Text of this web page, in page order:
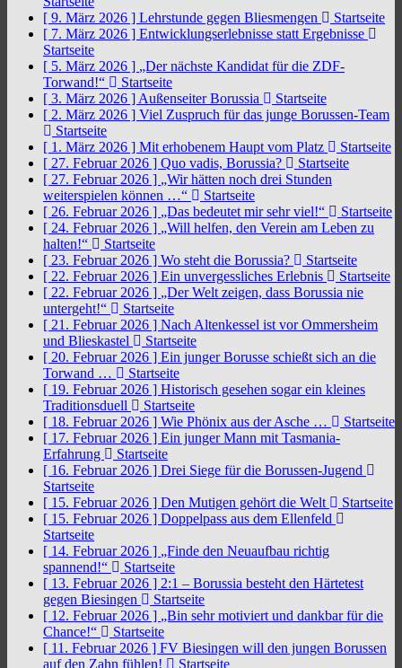
[ 9. März 2026 ] Lehrstunde gegen Bliesmengen
Startseite
[ 7. März 2026 ] Entwicklungserlebnisse statt Ergebnisse
Startseite
[ 5. März 2026 ] „Der nächste Kandidat für die ZDF-
Torwand!“
Startseite
[ 3. März 2026 ] Außenseiter Borussia
Startseite
[ 2. März 2026 ] Viel Zuspruch für das junge Borussen-Team
Startseite
[ 1. März 2026 ] Mit erhobenem Haupt vom Platz
Startseite
[ 27. Februar 2026 ] Quo vadis, Borussia?
Startseite
[ 27. Februar 2026 ] „Wir hätten noch drei Stunden
weiterspielen können …“
Startseite
[ 26. Februar 2026 ] „Das bedeutet mir sehr viel!“
Startseite
[ 24. Februar 2026 ] „Will helfen, den Verein am Leben zu
halten!“
Startseite
[ 23. Februar 2026 ] Wo steht die Borussia?
Startseite
[ 22. Februar 2026 ] Ein unvergessliches Erlebnis
Startseite
[ 22. Februar 2026 ] „Der Welt zeigen, dass Borussia nie
untergeht!“
Startseite
[ 21. Februar 2026 ] Nach Altenkessel ist vor Ommersheim
und Blieskastel
Startseite
[ 20. Februar 2026 ] Ein junger Borusse schießt sich an die
Torwand …
Startseite
[ 19. Februar 2026 ] Historisch gesehen sogar ein kleines
Traditionsduell
Startseite
[ 18. Februar 2026 ] Wie Phönix aus der Asche …
Startseite
[ 17. Februar 2026 ] Ein junger Mann mit Tasmania-
Erfahrung
Startseite
[ 16. Februar 2026 ] Drei Siege für die Borussen-Jugend
Startseite
[ 15. Februar 2026 ] Den Mutigen gehört die Welt
Startseite
[ 15. Februar 2026 ] Doppelpass aus dem Ellenfeld
Startseite
[ 14. Februar 2026 ] „Finde den Neuaufbau richtig
spannend!“
Startseite
[ 13. Februar 2026 ] 2:1 – Borussia besteht den Härtetest
gegen Biesingen
Startseite
[ 12. Februar 2026 ] „Bin sehr motiviert und dankbar für die
Chance!“
Startseite
[ 11. Februar 2026 ] FV Biesingen will den jungen Borussen
auf den Zahn fühlen!
Startseite